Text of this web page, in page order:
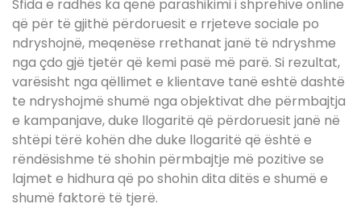
Sfida e radhës ka qenë parashikimi i shprehive online
që për të gjithë përdoruesit e rrjeteve sociale po
ndryshojnë, meqenëse rrethanat janë të ndryshme
nga çdo gjë tjetër që kemi pasë më parë. Si rezultat,
varësisht nga qëllimet e klientave tanë eshtë dashtë
te ndryshojmë shumë nga objektivat dhe përmbajtja
e kampanjave, duke llogaritë që përdoruesit janë në
shtëpi tërë kohën dhe duke llogaritë që është e
rëndësishme të shohin përmbajtje më pozitive se
lajmet e hidhura që po shohin dita ditës e shumë e
shumë faktorë të tjerë.